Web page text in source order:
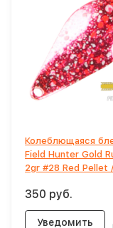
Колеблющаяся
Field Hunter Gold
2gr #28 Red Pellet
350 руб.
Уведомить